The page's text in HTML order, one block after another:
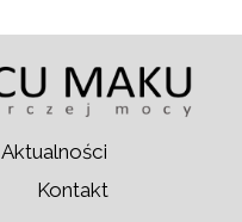
Aktualności
Kontakt